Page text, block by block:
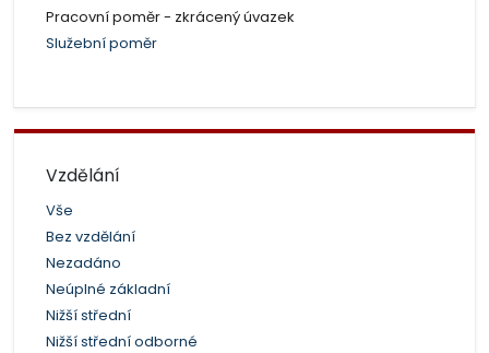
Pracovní poměr - zkrácený úvazek
Služební poměr
Vzdělání
Vše
Bez vzdělání
Nezadáno
Neúplné základní
Nižší střední
Nižší střední odborné